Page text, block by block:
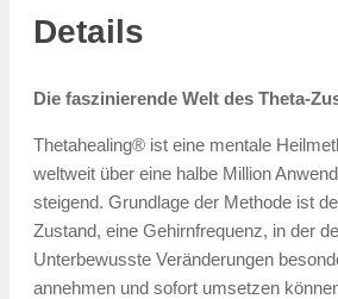
Details
Die faszinierende Welt des Theta-
Thetahealing® ist eine mentale
weltweit über eine halbe Million
steigend. Grundlage der Methode ist
Zustand, eine Gehirnfrequenz, in der
Unterbewusste Veränderungen
annehmen und sofort umsetzen